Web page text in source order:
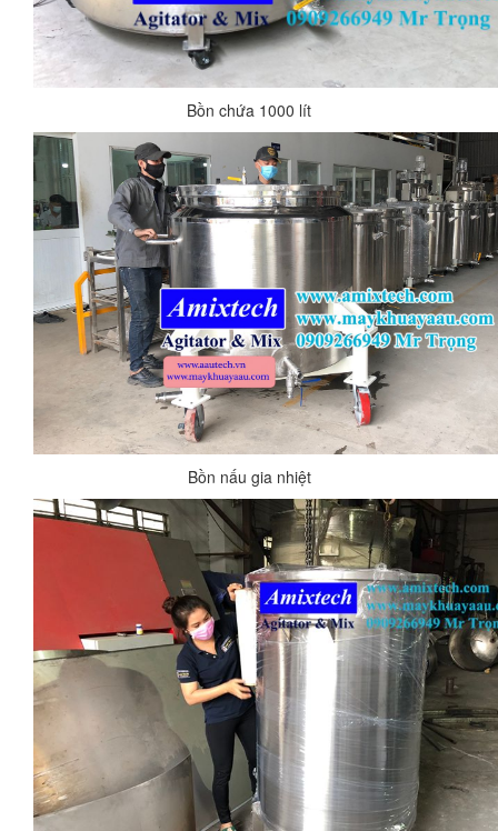
Bồn chứa 1000 lít
Bồn nấu gia nhiệt